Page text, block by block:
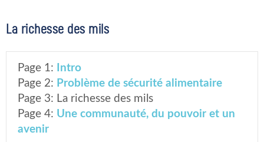
La richesse des mils
Page 1:
Intro
Page 2: Problème de sécurité alimentaire
Page 3: La richesse des mils
Page 4: Une communauté, du pouvoir et un
avenir